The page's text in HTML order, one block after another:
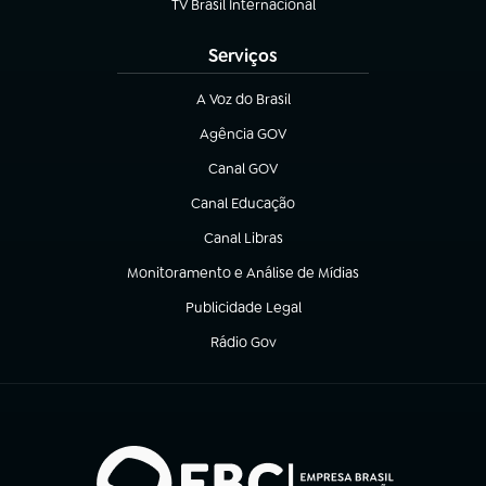
TV Brasil Internacional
(abre em nova aba)
Serviços
A Voz do Brasil
(abre em nova aba)
Agência GOV
(abre em nova aba)
Canal GOV
(abre em nova aba)
Canal Educação
(abre em nova aba)
Canal Libras
(abre em nova aba)
Monitoramento e Análise de Mídias
(abre em nova aba)
Publicidade Legal
(abre em nova aba)
Rádio Gov
(abre em nova aba)